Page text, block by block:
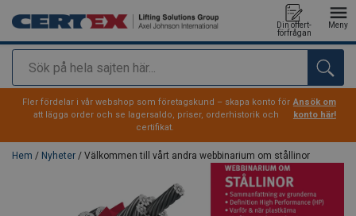
Sök
Din offert-
förfrågan
Meny
tillagd i varukorg
Fler fördelar i vår webshop som företagskund – skapa konto för
att lägga order och se lagersaldo, priser, orderhistorik och
certifikat.
Ansök om
konto här!
Hem / Nyheter / Välkommen till vårt andra webbinarium om stållinor